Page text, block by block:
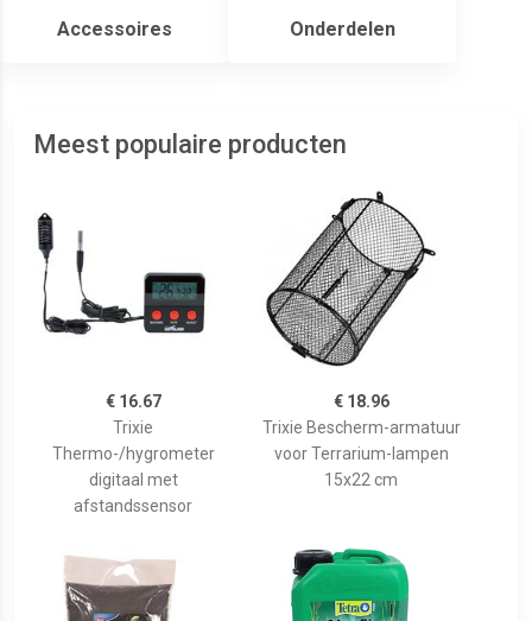
Accessoires Onderdelen
Meest populaire producten
€ 16.67
Trixie
Thermo-/hygrometer
digitaal met
afstandssensor
€ 18.96
Trixie Bescherm-armatuur
voor Terrarium-lampen
15x22 cm